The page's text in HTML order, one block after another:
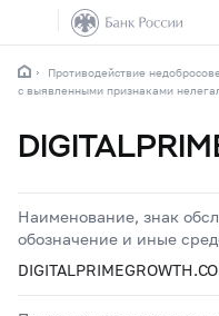
Противодействие
с выявленными признаками
Наименование, знак
обозначение и иные